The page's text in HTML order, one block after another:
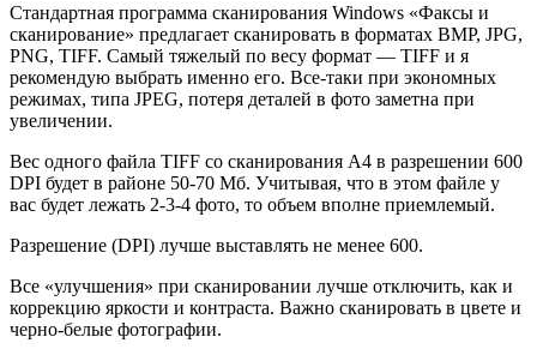
Стандартная программа сканирования Windows «Факсы и
сканирование» предлагает сканировать в форматах BMP, JPG,
PNG, TIFF. Самый тяжелый по весу формат — TIFF и я
рекомендую выбрать именно его. Все-таки при экономных
режимах, типа JPEG, потеря деталей в фото заметна при
увеличении.
Вес одного файла TIFF со сканирования А4 в разрешении 600
DPI будет в районе 50-70 Мб. Учитывая, что в этом файле у
вас будет лежать 2-3-4 фото, то объем вполне приемлемый.
Разрешение (DPI) лучше выставлять не менее 600.
Все «улучшения» при сканировании лучше отключить, как и
коррекцию яркости и контраста. Важно сканировать в цвете и
черно-белые фотографии.